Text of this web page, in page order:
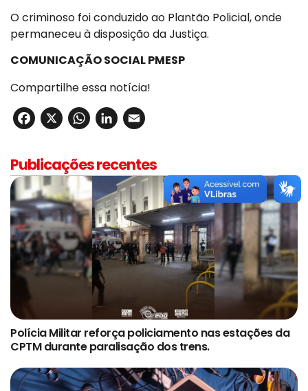
O criminoso foi conduzido ao Plantão Policial, onde
permaneceu à disposição da Justiça.
COMUNICAÇÃO SOCIAL PMESP
Compartilhe essa notícia!
Facebook
X WhatsApp
LinkedIn
Publicações recentes
Polícia Militar reforça policiamento nas estações da
CPTM durante paralisação dos trens.